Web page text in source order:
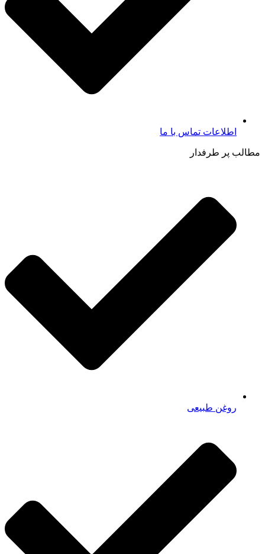
اطلاعات تماس با ما​
مطالب پر طرفدار
روغن طبیعی